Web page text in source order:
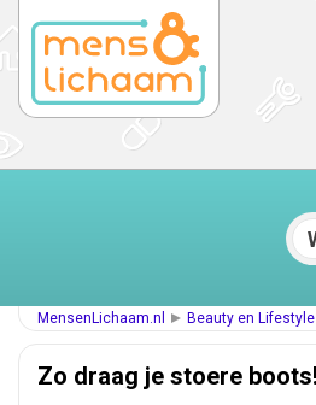
MensenLichaam.nl Beauty en Lifestyle
Zo draag je stoere